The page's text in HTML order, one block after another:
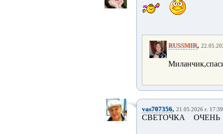
RUSSMIR,
vas707356, 21.05.2026 г. 17:39
СВЕТОЧКА